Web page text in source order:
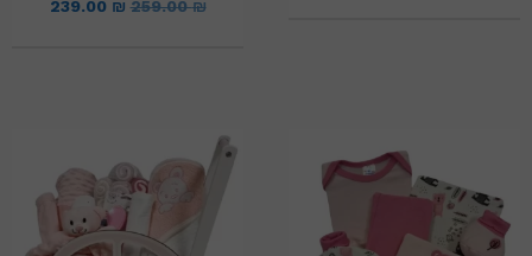
259.00₪
239.00 ₪